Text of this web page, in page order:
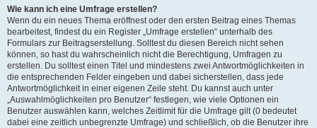
Wie kann ich eine Umfrage erstellen?
Wenn du ein neues Thema eröffnest oder den ersten Beitrag eines Themas
bearbeitest, findest du ein Register „Umfrage erstellen“ unterhalb des
Formulars zur Beitragserstellung. Solltest du diesen Bereich nicht sehen
können, so hast du wahrscheinlich nicht die Berechtigung, Umfragen zu
erstellen. Du solltest einen Titel und mindestens zwei Antwortmöglichkeiten in
die entsprechenden Felder eingeben und dabei sicherstellen, dass jede
Antwortmöglichkeit in einer eigenen Zeile steht. Du kannst auch unter
„Auswahlmöglichkeiten pro Benutzer“ festlegen, wie viele Optionen ein
Benutzer auswählen kann, welches Zeitlimit für die Umfrage gilt (0 bedeutet
dabei eine zeitlich unbegrenzte Umfrage) und schließlich, ob die Benutzer ihre